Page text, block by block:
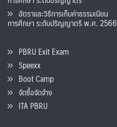
อัตราและวิธีการเก็บค่าธรรมเนียน
การศึกษา ระดับปริญญาตรี พ.ศ. 2566
PBRU Exit Exam
Speexx
Boot Camp
จัดซื้อจัดจ้าง
ITA PBRU